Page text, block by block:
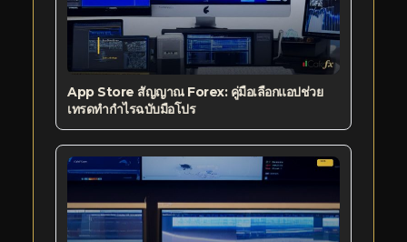
App Store สัญญาณ Forex: คู่มือเลือกแอปช่วย
เทรดทำกำไรฉบับมือโปร